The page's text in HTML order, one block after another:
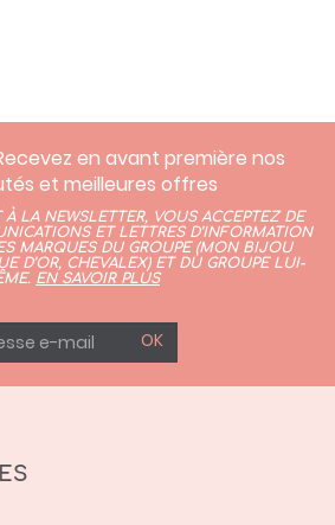
en avant première nos
et meilleures offres
LA NEWSLETTER, VOUS ACCEPTEZ DE
ET LETTRES D’INFORMATION
MARQUES DU GROUPE (MON BIJOU
D’OR, CHEVALEX)ET DU GROUPE LUI-
EN SAVOIR PLUS
OK